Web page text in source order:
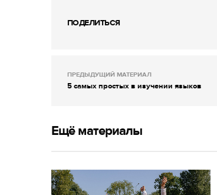
ПОДЕЛИТЬСЯ
ПРЕДЫДУЩИЙ МАТЕРИАЛ
5 самых простых в изучении языков
Ещё материалы